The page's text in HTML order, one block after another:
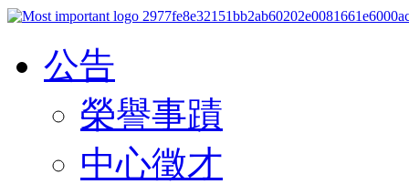
公告
榮譽事蹟
中心徵才